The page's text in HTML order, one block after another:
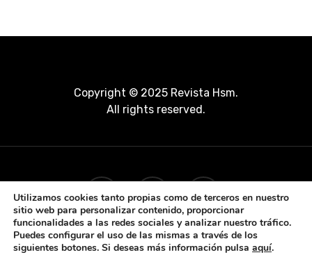
Copyright © 2025 Revista Hsm.
All rights reserved.
Utilizamos cookies tanto propias como de terceros en nuestro
sitio web para personalizar contenido, proporcionar
funcionalidades a las redes sociales y analizar nuestro tráfico.
Puedes configurar el uso de las mismas a través de los
siguientes botones. Si deseas más información pulsa aquí.